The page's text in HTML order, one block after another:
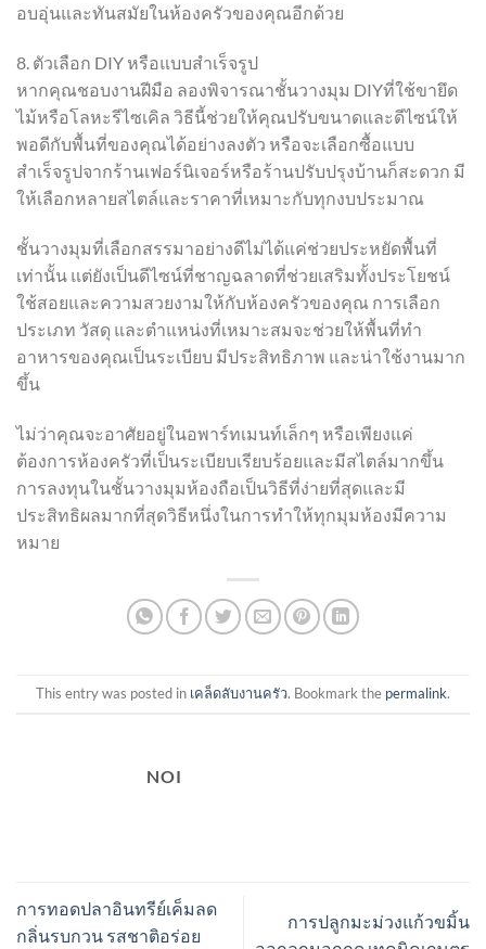
อบอุ่นและทันสมัยในห้องครัวของคุณอีกด้วย
8. ตัวเลือก DIY หรือแบบสำเร็จรูป
หากคุณชอบงานฝีมือ ลองพิจารณาชั้นวางมุม DIYที่ใช้ขายึด
ไม้หรือโลหะรีไซเคิล วิธีนี้ช่วยให้คุณปรับขนาดและดีไซน์ให้
พอดีกับพื้นที่ของคุณได้อย่างลงตัว หรือจะเลือกซื้อแบบ
สำเร็จรูปจากร้านเฟอร์นิเจอร์หรือร้านปรับปรุงบ้านก็สะดวก มี
ให้เลือกหลายสไตล์และราคาที่เหมาะกับทุกงบประมาณ
ชั้นวางมุมที่เลือกสรรมาอย่างดีไม่ได้แค่ช่วยประหยัดพื้นที่
เท่านั้น แต่ยังเป็นดีไซน์ที่ชาญฉลาดที่ช่วยเสริมทั้งประโยชน์
ใช้สอยและความสวยงามให้กับห้องครัวของคุณ การเลือก
ประเภท วัสดุ และตำแหน่งที่เหมาะสมจะช่วยให้พื้นที่ทำ
อาหารของคุณเป็นระเบียบ มีประสิทธิภาพ และน่าใช้งานมาก
ขึ้น
ไม่ว่าคุณจะอาศัยอยู่ในอพาร์ทเมนท์เล็กๆ หรือเพียงแค่
ต้องการห้องครัวที่เป็นระเบียบเรียบร้อยและมีสไตล์มากขึ้น
การลงทุนในชั้นวางมุมห้องถือเป็นวิธีที่ง่ายที่สุดและมี
ประสิทธิผลมากที่สุดวิธีหนึ่งในการทำให้ทุกมุมห้องมีความ
หมาย
This entry was posted in เคล็ดลับงานครัว. Bookmark the permalink.
NOI
การทอดปลาอินทรีย์เค็มลด
กลิ่นรบกวน รสชาติอร่อย
การปลูกมะม่วงแก้วขมิ้น